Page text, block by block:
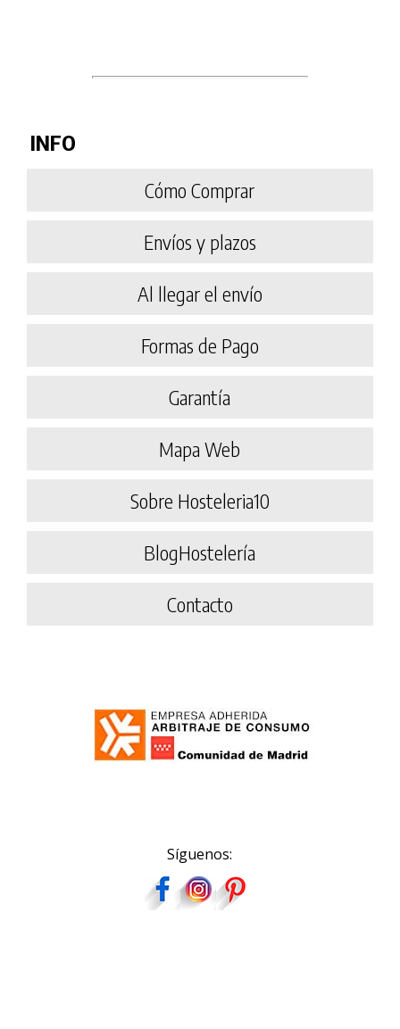
INFO
Cómo Comprar
Envíos y plazos
Al llegar el envío
Formas de Pago
Garantía
Mapa Web
Sobre Hosteleria10
BlogHostelería
Contacto
Síguenos: